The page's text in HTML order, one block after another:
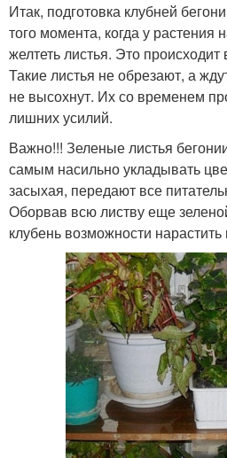
Итак, подготовка клубней
того момента, когда у растения
желтеть листья. Это происходит
Такие листья не обрезают, а
не высохнут. Их со временем
лишних усилий.
Важно!!! Зеленые листья
самым насильно укладывать
засыхая, передают все
Оборвав всю листву еще
клубень возможности нарастить